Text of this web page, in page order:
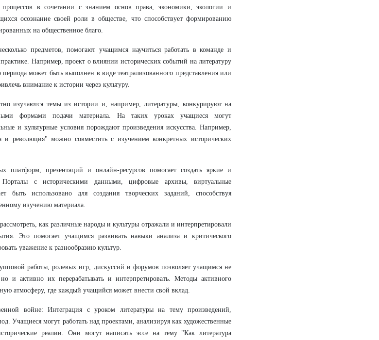
в сочетании с знанием основ права, экономики, экологии и
осознание своей роли в обществе, что способствует формированию
на общественное благо.
предметов, помогают учащимся научиться работать в команде и
Например, проект о влиянии исторических событий на литературу
периода может быть выполнен в виде театрализованного представления или
внимание к истории через культуру.
изучаются темы из истории и, например, литературы, конкурируют на
формами подачи материала. На таких уроках учащиеся могут
и культурные условия порождают произведения искусства. Например,
и революция" можно совместить с изучением конкретных исторических
платформ, презентаций и онлайн-ресурсов помогает создать яркие и
с историческими данными, цифровые архивы, виртуальные
быть использовано для создания творческих заданий, способствуя
изучению материала.
как различные народы и культуры отражали и интерпретировали
Это помогает учащимся развивать навыки анализа и критического
уважение к разнообразию культур.
работы, ролевых игр, дискуссий и форумов позволяет учащимся не
и активно их перерабатывать и интерпретировать. Методы активного
атмосферу, где каждый учащийся может внести свой вклад.
войне: Интеграция с уроком литературы на тему произведений,
Учащиеся могут работать над проектами, анализируя как художественные
реалии. Они могут написать эссе на тему "Как литература